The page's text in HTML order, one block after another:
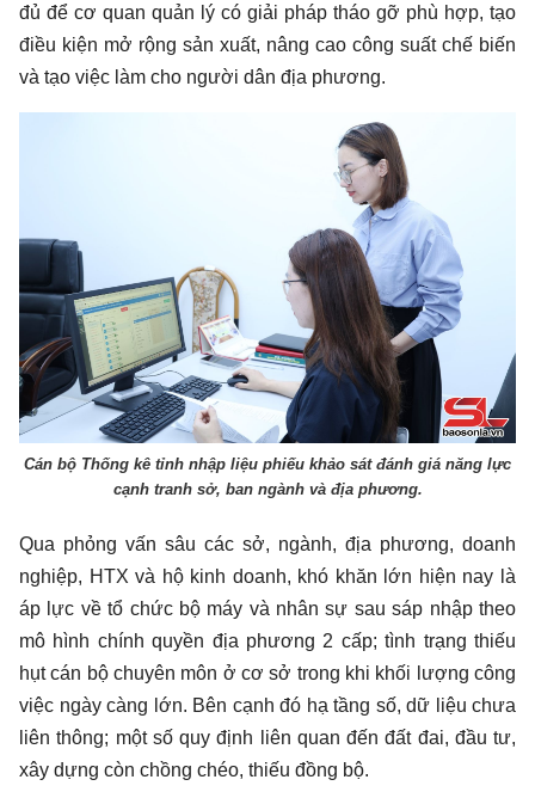
đủ để cơ quan quản lý có giải pháp tháo gỡ phù hợp, tạo
điều kiện mở rộng sản xuất, nâng cao công suất chế biến
và tạo việc làm cho người dân địa phương.
Cán bộ Thống kê tỉnh nhập liệu phiếu khảo sát đánh giá năng lực
cạnh tranh sở, ban ngành và địa phương.
Qua phỏng vấn sâu các sở, ngành, địa phương, doanh
nghiệp, HTX và hộ kinh doanh, khó khăn lớn hiện nay là
áp lực về tổ chức bộ máy và nhân sự sau sáp nhập theo
mô hình chính quyền địa phương 2 cấp; tình trạng thiếu
hụt cán bộ chuyên môn ở cơ sở trong khi khối lượng công
việc ngày càng lớn. Bên cạnh đó hạ tầng số, dữ liệu chưa
liên thông; một số quy định liên quan đến đất đai, đầu tư,
xây dựng còn chồng chéo, thiếu đồng bộ.